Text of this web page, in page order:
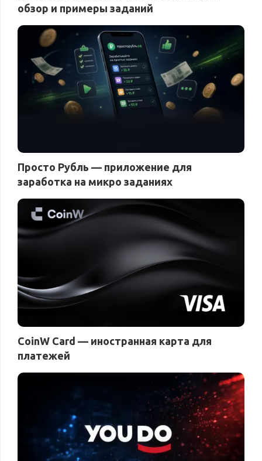
обзор и примеры заданий
Просто Рубль — приложение для
заработка на микро заданиях
CoinW Card — иностранная карта для
платежей